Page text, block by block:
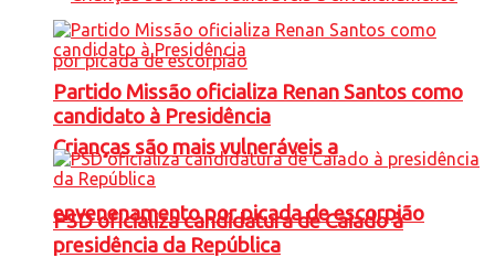
Crianças são mais vulneráveis a
envenenamento por picada de escorpião
Partido Missão oficializa Renan Santos como
candidato à Presidência
PSD oficializa candidatura de Caiado à
presidência da República